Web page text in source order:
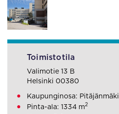
Toimistotila
Valimotie 13 B
Helsinki 00380
Kaupunginosa: Pitäjänmäki
Pinta-ala: 1334 m2